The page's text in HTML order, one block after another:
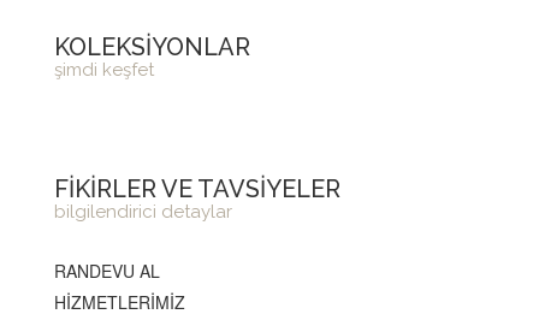
KOLEKSİYONLAR
şimdi keşfet
FİKİRLER VE TAVSİYELER
bilgilendirici detaylar
RANDEVU AL
HİZMETLERİMİZ